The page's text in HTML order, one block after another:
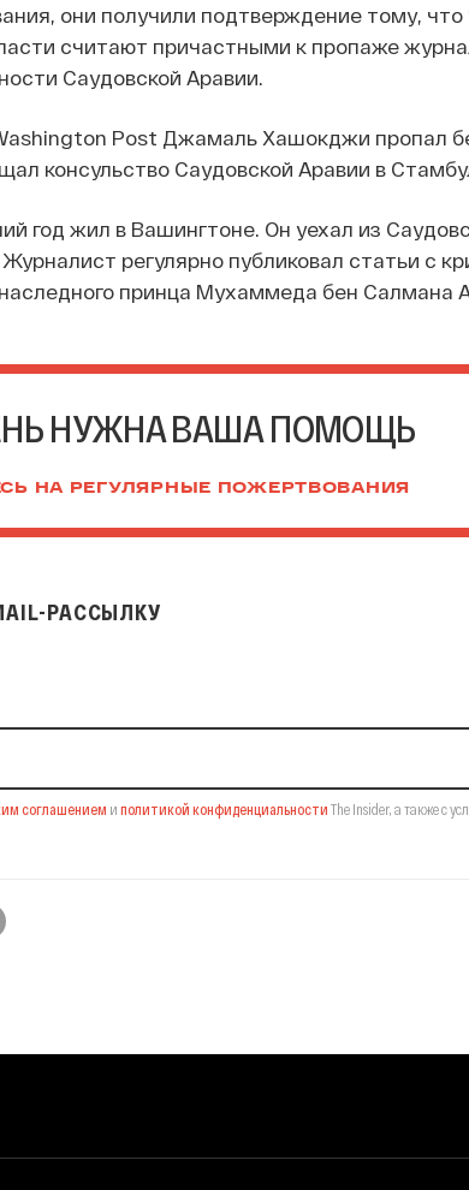
они получили подтверждение тому, что
считают причастными к пропаже
Саудовской Аравии.
Post Джамаль Хашокджи пропал
консульство Саудовской Аравии в
год жил в Вашингтоне. Он уехал из
регулярно публиковал статьи с
принца Мухаммеда бен Салмана
НУЖНА ВАША ПОМОЩЬ
НА РЕГУЛЯРНЫЕ ПОЖЕРТВОВАНИЯ
РАССЫЛКУ
соглашением и политикой конфиденциальности The Insider, а также с